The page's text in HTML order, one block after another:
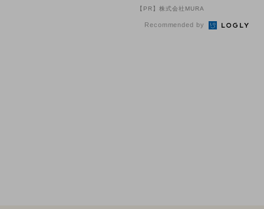
致』する方法
【PR】株式会社MURA
Recommended by